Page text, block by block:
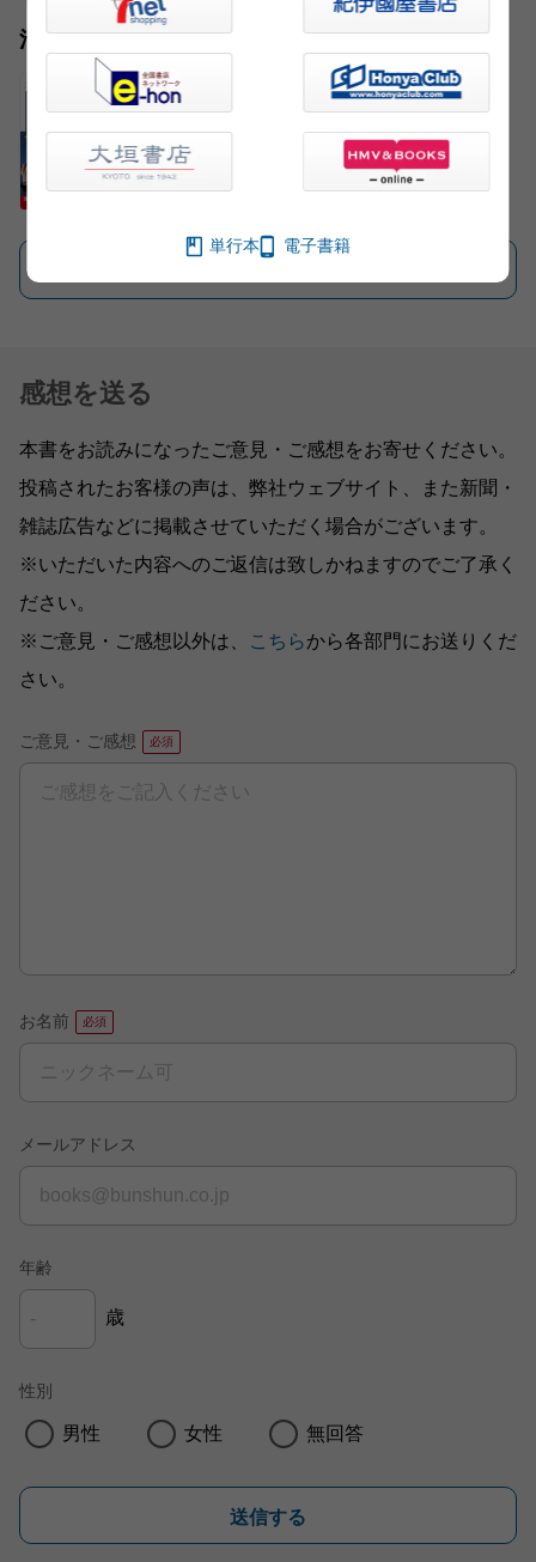
池上 彰
感想を送る
本書をお読みになったご意見・ご感想をお寄せください。
投稿されたお客様の声は、弊社ウェブサイト、また新聞・
雑誌広告などに掲載させていただく場合がございます。
※いただいた内容へのご返信は致しかねますのでご了承く
ださい。
※ご意見・ご感想以外は、
こちらから各部門にお送りくだ
さい。
ご意見・ご感想
お名前
メールアドレス
年齢
歳
性別
男性 女性 無回答
送信する
単行本 電子書籍